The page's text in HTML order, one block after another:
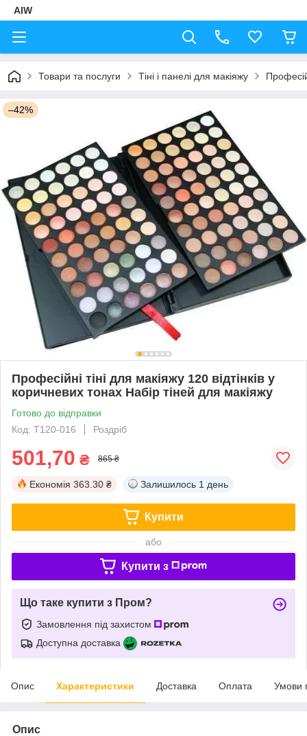
AIW
Товари та послуги Тіні і панелі для макіяжу
–42%
Професійні тіні для макіяжу 120 відтінків у
коричневих тонах Набір тіней для макіяжу
Готово до відправки
Код: Т120-016
Роздріб
501,70 ₴ 865 ₴
Економія 363.30 ₴ Залишилось 1 день
Купити
або
Купити з
Що таке купити з Пром?
Замовлення під захистом
Доступна доставка
Опис Характеристики Доставка Оплата Умови
Опис